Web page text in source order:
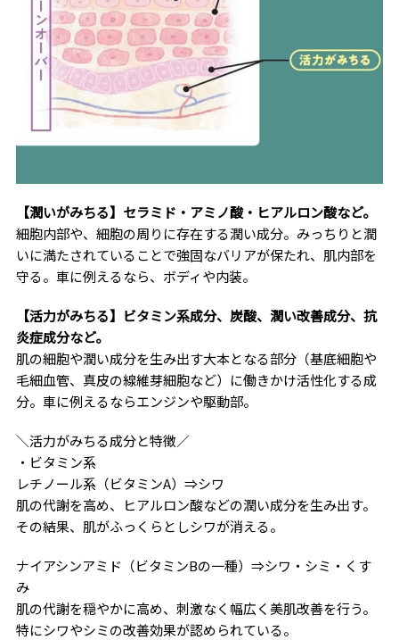
【潤いがみちる】セラミド・アミノ酸・ヒアルロン酸など。
細胞内部や、細胞の周りに存在する潤い成分。みっちりと潤
いに満たされていることで強固なバリアが保たれ、肌内部を
守る。車に例えるなら、ボディや内装。
【活力がみちる】ビタミン系成分、炭酸、潤い改善成分、抗
炎症成分など。
肌の細胞や潤い成分を生み出す大本となる部分（基底細胞や
毛細血管、真皮の線維芽細胞など）に働きかけ活性化する成
分。車に例えるならエンジンや駆動部。
＼活力がみちる成分と特徴／
・ビタミン系
レチノール系（ビタミンA）⇒シワ
肌の代謝を高め、ヒアルロン酸などの潤い成分を生み出す。
その結果、肌がふっくらとしシワが消える。
ナイアシンアミド（ビタミンBの一種）⇒シワ・シミ・くす
み
肌の代謝を穏やかに高め、刺激なく幅広く美肌改善を行う。
特にシワやシミの改善効果が認められている。